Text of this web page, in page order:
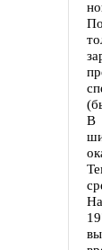
В